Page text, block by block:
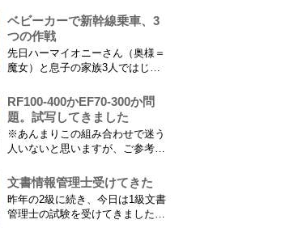
問題...
供の名前に使える漢字には制限が
あります。たまに使える漢字が増
えたり減ったりしてニュースにな
ってますよね。（2015年１月には
「巫」の字が人名漢字に追加され
ベビーカーで新幹線乗車、3
つの作戦
先日ハーマイオニーさん（奥様＝
魔女）と息子の家族3人ではじめ
た。息子はまだ8ヶ月なので基本
ヒザの上なのですが、問題はベビ
ーカーをどうするか。色々事前に
調べたことと、実際に乗ってわか
ったことをご報告いたします！ ※
ので...
RF100-400かEF70-300か問
題。試写してきました
※あんまりこの組み合わせで迷う
人いないと思いますが、ご参考に
とにご注意ください。 息子がサ
ッカーを始めたことで望遠レンズ
をつけての撮影機会がまた増えて
きました。使っているのは EF70-
文書情報管理士受けてきた
昨年の2級に続き、今日は1級文書
管理士の試験を受けてきました。